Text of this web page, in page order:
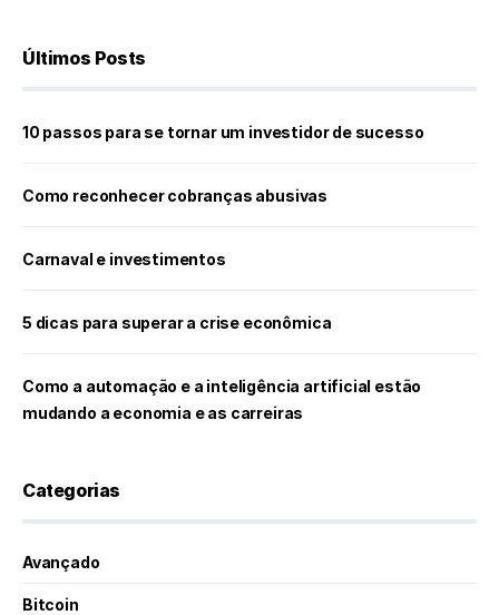
Últimos Posts
10 passos para se tornar um investidor de sucesso
Como reconhecer cobranças abusivas
Carnaval e investimentos
5 dicas para superar a crise econômica
Como a automação e a inteligência artificial estão
mudando a economia e as carreiras
Categorias
Avançado
Bitcoin